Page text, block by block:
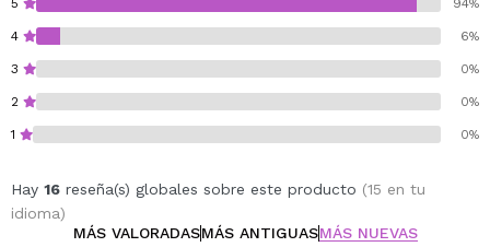
Cruelty free.
Vegan.
5 94%
4 6%
3 0%
2 0%
1 0%
Hay 16 reseña(s) globales sobre este producto (15 en tu
idioma)
MÁS VALORADASMÁS ANTIGUASMÁS NUEVAS